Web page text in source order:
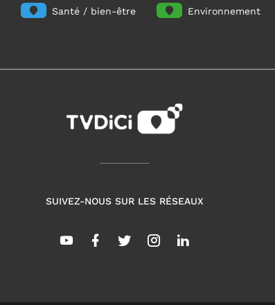
Santé / bien-être Environnement
SUIVEZ-NOUS SUR LES RÉSEAUX